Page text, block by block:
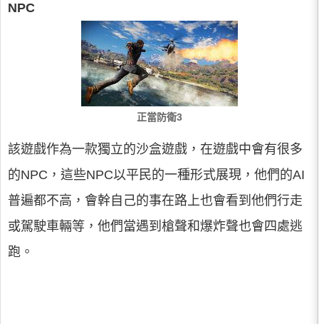
NPC
正當防衛3
該遊戲作為一款獨立的沙盒遊戲，在遊戲中會有很多
的NPC，這些NPC以平民的一種形式展現，他們的AI
普遍都不高，會幹自己的事在路上也會看到他們行走
或駕駛車輛等，他們當遇到槍聲和爆炸聲也會四處逃
跑。